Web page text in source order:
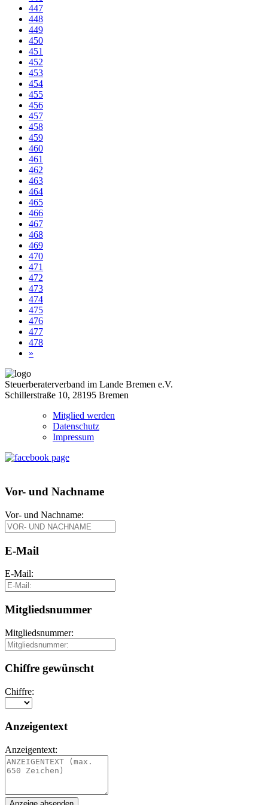
447
448
449
450
451
452
453
454
455
456
457
458
459
460
461
462
463
464
465
466
467
468
469
470
471
472
473
474
475
476
477
478
»
Steuerberaterverband im Lande Bremen e.V.
Schillerstraße 10, 28195 Bremen
Mitglied werden
Datenschutz
Impressum
Vor- und Nachname
Vor- und Nachname:
E-Mail
E-Mail:
Mitgliedsnummer
Mitgliedsnummer:
Chiffre gewünscht
Chiffre:
Anzeigentext
Anzeigentext: